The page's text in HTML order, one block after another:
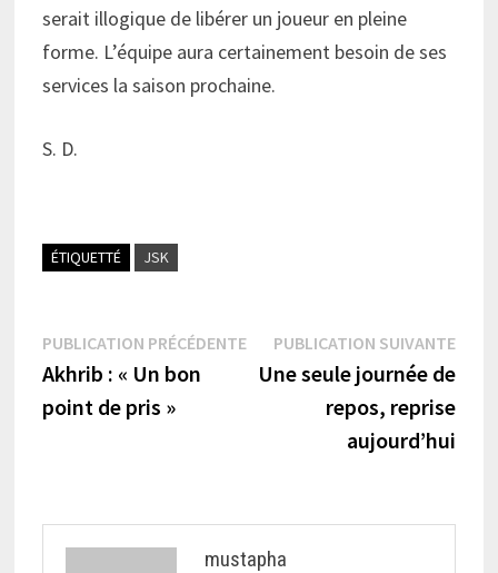
serait illogique de libérer un joueur en pleine
forme. L’équipe aura certainement besoin de ses
services la saison prochaine.
S. D.
ÉTIQUETTÉ JSK
Navigation
de
l’article
PUBLICATION PRÉCÉDENTEPublication
précédente :
Akhrib : « Un bon
point de pris »
PUBLICATION SUIVANTE
Une seule journée de
repos, reprise
aujourd’hui
mustapha